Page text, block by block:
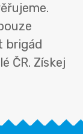
brigád
ČR. Získej